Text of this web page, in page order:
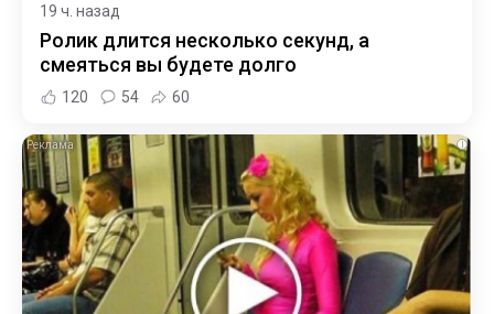
19 ч. назад
Ролик длится несколько секунд, а
смеяться вы будете долго
120 54 60
i